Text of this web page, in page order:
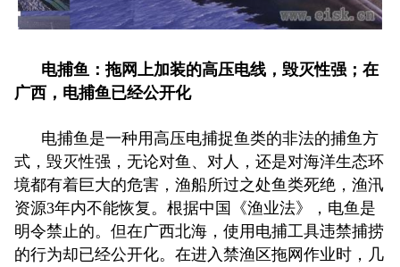
电捕鱼：拖网上加装的高压电线，毁灭性强；在
广西，电捕鱼已经公开化
电捕鱼是一种用高压电捕捉鱼类的非法的捕鱼方
式，毁灭性强，无论对鱼、对人，还是对海洋生态环
境都有着巨大的危害，渔船所过之处鱼类死绝，渔汛
资源3年内不能恢复。根据中国《渔业法》，电鱼是
明令禁止的。但在广西北海，使用电捕工具违禁捕捞
的行为却已经公开化。在进入禁渔区拖网作业时，几